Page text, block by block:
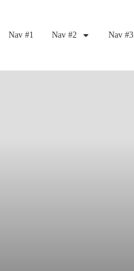
Nav #1 Nav #2 Nav #3